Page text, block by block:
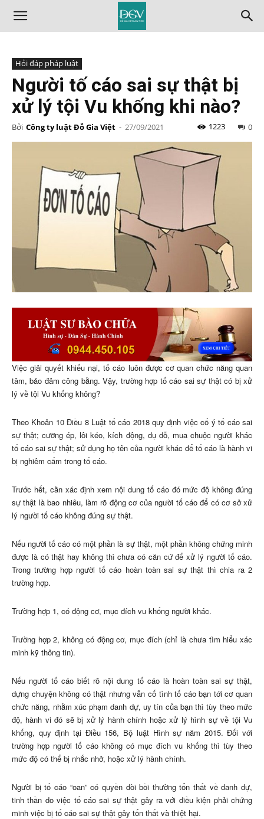
Hỏi đáp pháp luật
Người tố cáo sai sự thật bị
xử lý tội Vu khống khi nào?
Bởi Công ty luật Đỗ Gia Việt - 27/09/2021 0
1223
Việc giải quyết khiếu nại, tố cáo luôn được cơ quan chức năng quan
tâm, bảo đảm công bằng. Vậy, trường hợp tố cáo sai sự thật có bị xử
lý về tội Vu khống không?
Theo Khoản 10 Điều 8 Luật tố cáo 2018 quy định việc cố ý tố cáo sai
sự thật; cưỡng ép, lôi kéo, kích động, dụ dỗ, mua chuộc người khác
tố cáo sai sự thật; sử dụng họ tên của người khác để tố cáo là hành vi
bị nghiêm cấm trong tố cáo.
Trước hết, cần xác định xem nội dung tố cáo đó mức độ không đúng
sự thật là bao nhiêu, làm rõ động cơ của người tố cáo để có cơ sở xử
lý người tố cáo không đúng sự thật.
Nếu người tố cáo có một phần là sự thật, một phần không chứng minh
được là có thật hay không thì chưa có căn cứ để xử lý người tố cáo.
Trong trường hợp người tố cáo hoàn toàn sai sự thật thì chia ra 2
trường hợp.
Trường hợp 1, có động cơ, mục đích vu khống người khác.
Trường hợp 2, không có động cơ, mục đích (chỉ là chưa tìm hiểu xác
minh kỹ thông tin).
Nếu người tố cáo biết rõ nội dung tố cáo là hoàn toàn sai sự thật,
dựng chuyện không có thật nhưng vẫn cố tình tố cáo bạn tới cơ quan
chức năng, nhằm xúc phạm danh dự, uy tín của bạn thì tùy theo mức
độ, hành vi đó sẽ bị xử lý hành chính hoặc xử lý hình sự về tội Vu
khống, quy định tại Điều 156, Bộ luật Hình sự năm 2015. Đối với
trường hợp người tố cáo không có mục đích vu khống thì tùy theo
mức độ có thể bị nhắc nhở, hoặc xử lý hành chính.
Người bị tố cáo “oan” có quyền đòi bồi thường tổn thất về danh dự,
tinh thần do việc tố cáo sai sự thật gây ra với điều kiện phải chứng
minh việc bị tố cáo sai sự thật gây tổn thất và thiệt hại.